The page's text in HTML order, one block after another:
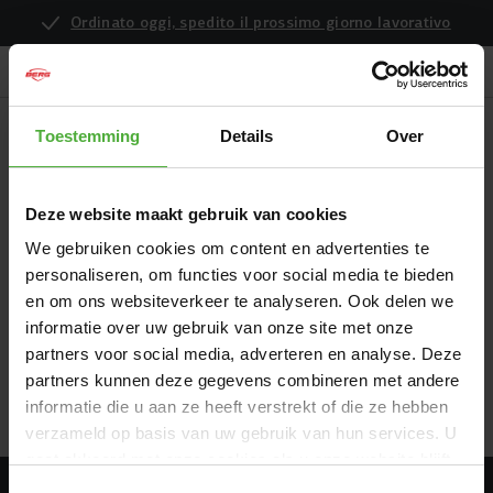
Toestemming Details Over
Deze website maakt gebruik van cookies
We gebruiken cookies om content en advertenties te
personaliseren, om functies voor social media te bieden
en om ons websiteverkeer te analyseren. Ook delen we
informatie over uw gebruik van onze site met onze
partners voor social media, adverteren en analyse. Deze
partners kunnen deze gegevens combineren met andere
informatie die u aan ze heeft verstrekt of die ze hebben
verzameld op basis van uw gebruik van hun services. U
Ordinato oggi, spedito il prossimo giorno lavorativo
LA TUA LISTA DEI DESIDERI È VUOTA
Accedioppurecrea un accountper salvare la tua lista dei
desideri per dopo.
CONTINUA LO SHOPPING